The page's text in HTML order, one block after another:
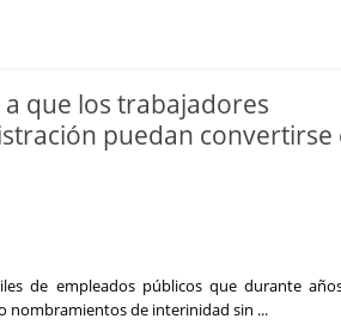
Software e IA
y Comercial
a que los trabajadores
puedan convertirse
de empleados públicos que durante
nombramientos de interinidad sin ...